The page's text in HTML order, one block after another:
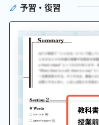
予習・復習